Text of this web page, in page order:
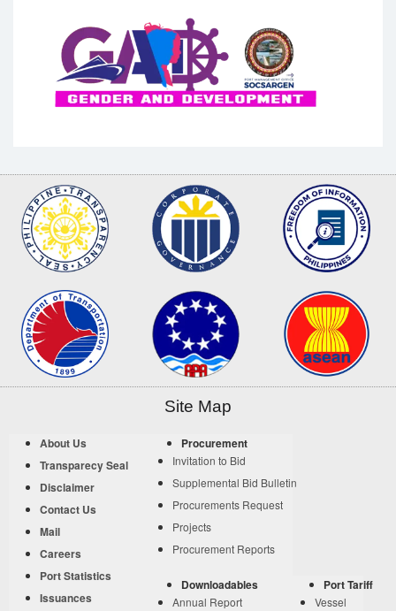
Site Map
About Us
Transparecy Seal
Disclaimer
Contact Us
Mail
Careers
Port Statistics
Issuances
Procurement
Invitation to Bid
Supplemental Bid Bulletin
Procurements Request
Projects
Procurement Reports
Downloadables
Annual Report
Port Tariff
Vessel